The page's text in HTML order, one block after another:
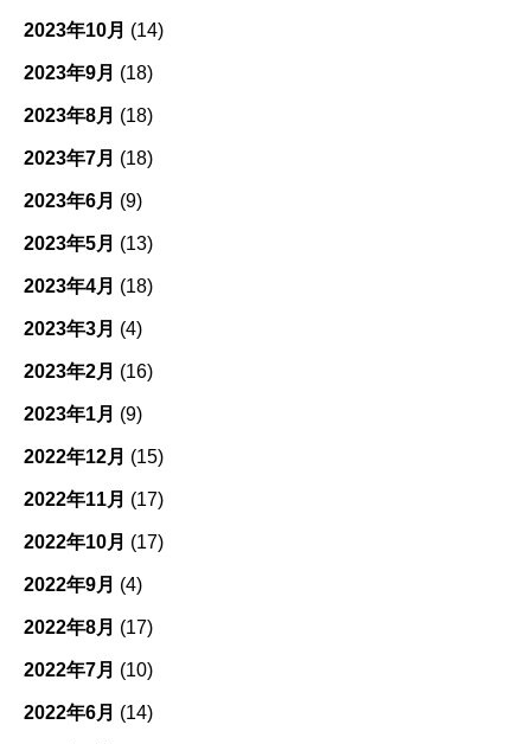
2023年10月 (14)
2023年9月 (18)
2023年8月 (18)
2023年7月 (18)
2023年6月 (9)
2023年5月 (13)
2023年4月 (18)
2023年3月 (4)
2023年2月 (16)
2023年1月 (9)
2022年12月 (15)
2022年11月 (17)
2022年10月 (17)
2022年9月 (4)
2022年8月 (17)
2022年7月 (10)
2022年6月 (14)